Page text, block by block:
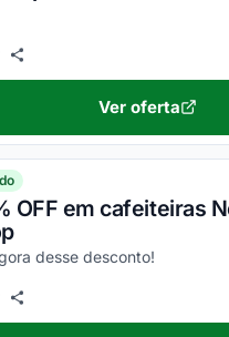
funcionou
não funcionou
Ver oferta
OFF em cafeiteiras
desse desconto!
funcionou
não funcionou